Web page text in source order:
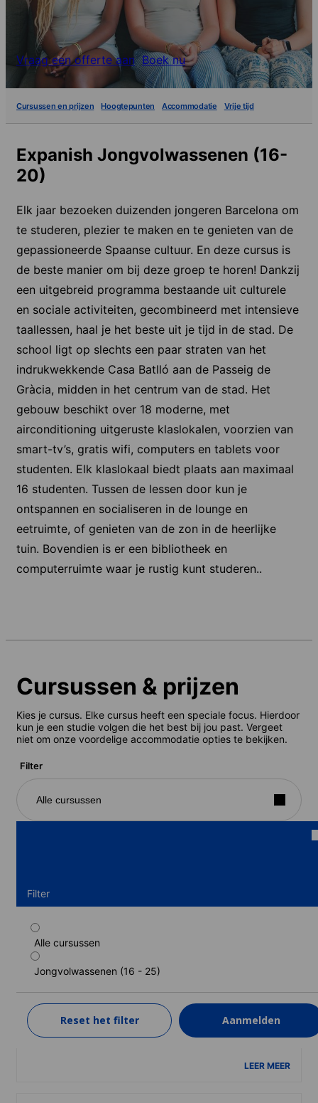
Vraag een offerte aan Boek nu
Cursussen en prijzen Hoogtepunten Accommodatie Vrije tijd
Expanish Jongvolwassenen (16-
20)
Elk jaar bezoeken duizenden jongeren Barcelona om
te studeren, plezier te maken en te genieten van de
gepassioneerde Spaanse cultuur. En deze cursus is
de beste manier om bij deze groep te horen! Dankzij
een uitgebreid programma bestaande uit culturele
en sociale activiteiten, gecombineerd met intensieve
taallessen, haal je het beste uit je tijd in de stad. De
school ligt op slechts een paar straten van het
indrukwekkende Casa Batlló aan de Passeig de
Gràcia, midden in het centrum van de stad. Het
gebouw beschikt over 18 moderne, met
airconditioning uitgeruste klaslokalen, voorzien van
smart-tv’s, gratis wifi, computers en tablets voor
studenten. Elk klaslokaal biedt plaats aan maximaal
16 studenten. Tussen de lessen door kun je
ontspannen en socialiseren in de lounge en
eetruimte, of genieten van de zon in de heerlijke
tuin. Bovendien is er een bibliotheek en
computerruimte waar je rustig kunt studeren..
Cursussen & prijzen
Kies je cursus. Elke cursus heeft een speciale focus. Hierdoor
kun je een studie volgen die het best bij jou past. Vergeet
niet om onze voordelige accommodatie opties te bekijken.
Filter
Alle cursussen
Filter
Alle cursussen
Jongvolwassenen (16 - 25)
Reset het filter Aanmelden
Standaard cursus (Gastgezin) (16-20
jaren)
1 week van
900 EUR
LEER MEER